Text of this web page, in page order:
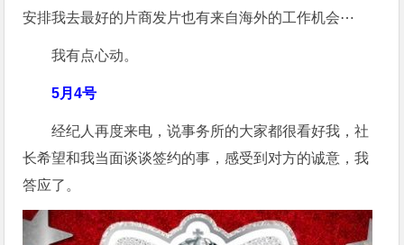
安排我去最好的片商发片也有来自海外的工作机会⋯
我有点心动。
5月4号
经纪人再度来电，说事务所的大家都很看好我，社
长希望和我当面谈谈签约的事，感受到对方的诚意，我
答应了。